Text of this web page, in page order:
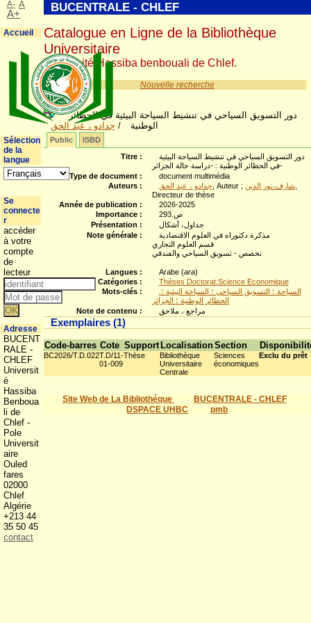
Nouvelle recherche
دور التسويق السياحي في تنشيط السياحة البيئية في الحظائر
الوطنية
/ جدادو ، عبد الحق
Public
ISBD
Titre :
دور التسويق السياحي في تنشيط السياحة البيئية
في الحظائر الوطنية : -دراسة حالة الجزائر-
Type de document :
document multimédia
Auteurs :
جدادو ، عبد الحق , Auteur ; شارف،نور الدين,
Directeur de thèse
Année de publication :
2026-2025
Importance :
293.ص
Présentation :
جداول، أشكال
Note générale :
مذكرة دكتوراه في العلوم الاقتصادية
قسم العلوم التجاري
تخصص - تسويق السياحي والفندقي
Langues : Arabe (ara)
Catégories :
Thèses Doctorat:Science Economique
Mots-clés :
الحظائر الوطنية ؛ الجزائر
Note de contenu :
مراجع ، ملاحق
Exemplaires (1)
Code-barres Cote Support LocalisationSection
BC2026/T.D.022T.D/11-
01-009
Thèse
Bibliothèque
Universitaire
Centrale
Sciences
économiques
Exclu du prêt
Site Web de La Bibliothéque
BUCENTRALE - CHLEF
DSPACE UHBC
pmb
BUCENTRALE - CHLEF
Catalogue en Ligne de la Bibliothèque
Universitaire
Université Hassiba benbouali de Chlef.
A- A
A+
Accueil
Sélection
de la
langue
Se
connecte
r
accéder
à votre
compte
de
lecteur
Adresse
BUCENT
RALE -
CHLEF
Universit
é
Hassiba
Benboua
li de
Chlef -
Pole
Universit
aire
Ouled
fares
02000
Chlef
Algérie
+213 44
35 50 45
contact